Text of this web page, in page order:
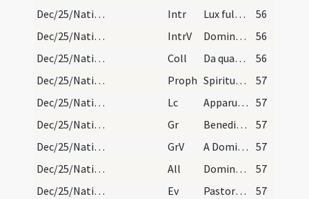
Dec/25/Nativitas/M2/Mass Propers
Intr Lux fulgebit hodie super nos
56
Dec/25/Nativitas/M2/Mass Propers
IntrV Dominus regnavit decorem indutus est
56
Dec/25/Nativitas/M2/Mass Propers
Coll Da quaesumus omnipotens Deus ut qui nova incarnati Verbi tui
56
Dec/25/Nativitas/M2/Mass Propers
Proph Spiritus Domini super me
57
Dec/25/Nativitas/M2/Mass Propers
Lc Apparuit benignitas et humanitas Salvatoris nostri
57
Dec/25/Nativitas/M2/Mass Propers
Gr Benedictus qui venit in nomine Domini
57
Dec/25/Nativitas/M2/Mass Propers
GrV A Domino factum est istud
57
Dec/25/Nativitas/M2/Mass Propers
All Dominus regnavit decorem indutus est
57
Dec/25/Nativitas/M2/Mass Propers
Ev Pastores loquebantur ad invicem
57